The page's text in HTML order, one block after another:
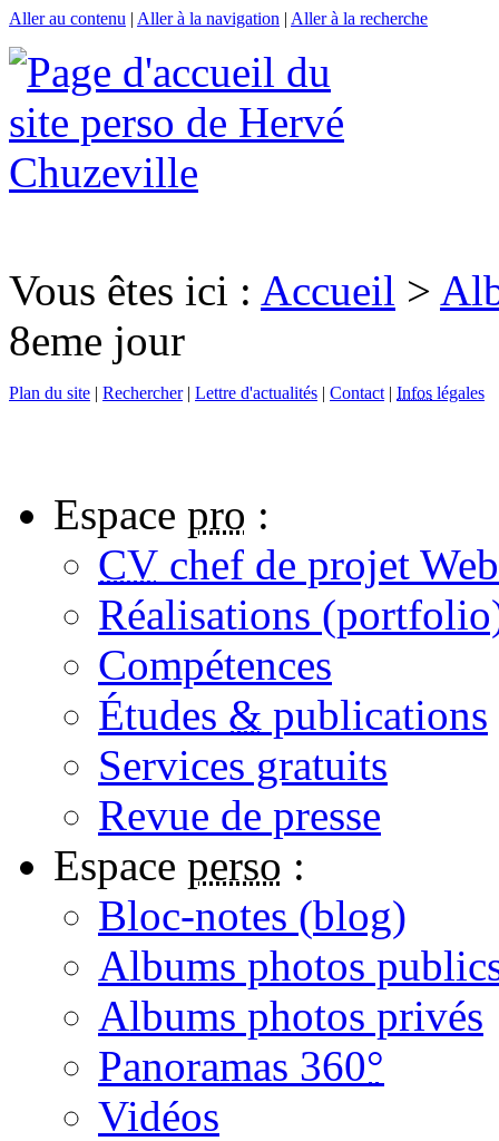
Aller au contenu | Aller à la navigation | Aller à la recherche
Vous êtes ici : Accueil >
8eme jour
Plan du site | Rechercher| Lettre d'actualités | Contact | Infos légales
Espace pro :
CV chef de projet Web
Réalisations
Compétences
Études & publications
Services gratuits
Revue de presse
Espace perso :
Bloc-notes (blog)
Albums photos
Albums photos privés
Panoramas 360°
Vidéos